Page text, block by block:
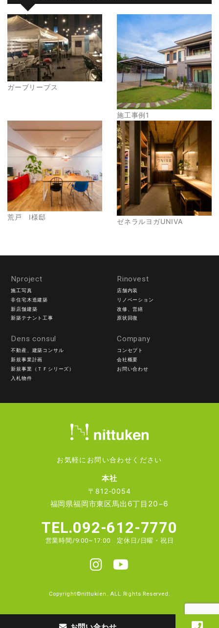
ガーブリーブス
施工事例1
荒戸 I様邸
ゼネラルヨガUNIVA
Nproject
施工写真
非住宅木造建築
新店舗建築
新築テナント工事
Rinovest
店舗内装
リノベーション
改修、営繕
原状回復
Dens consul
不動産、建築コンサル
新規事業計画
新規事業（ＴＦシリーズ）
入札物件
Company
コンセプト
会社概要
お問い合わせ
お気軽にお問い合わせください
本社
〒812-0054
福岡県福岡市東区馬出6丁目20−6
TEL.092-612-7770
営業時間/9:00~17:00 定休日/日曜・祝日
Copyright©nittukien. ALL Rights Reserved.